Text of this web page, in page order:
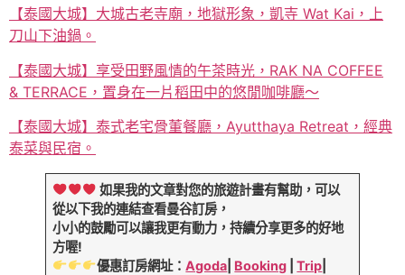
【泰國大城】大城古老寺廟，地獄形象，凱寺 Wat Kai，上
刀山下油鍋。
【泰國大城】享受田野風情的午茶時光，RAK NA COFFEE
& TERRACE，置身在一片稻田中的悠閒咖啡廳～
【泰國大城】泰式老宅骨董餐廳，Ayutthaya Retreat，經典
泰菜與民宿。
如果我的文章對您的旅遊計畫有幫助，可以
從以下我的連結查看曼谷訂房，
小小的鼓勵可以讓我更有動力，持續分享更多的好地
方喔!
優惠訂房網址：Agoda Booking |Trip